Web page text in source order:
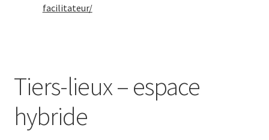
facilitateur/
Tiers-lieux – espace
hybride